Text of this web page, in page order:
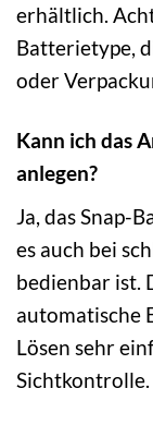
erhältlich.
Batterietype,
oder
Kann ich das
anlegen?
Ja, das Snap-
es auch bei
bedienbar ist.
automatische
Lösen sehr
Sichtkontrolle.